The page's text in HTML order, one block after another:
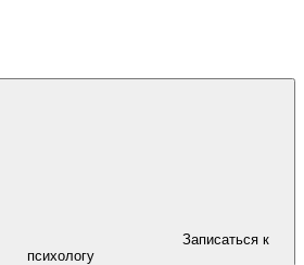
психологу